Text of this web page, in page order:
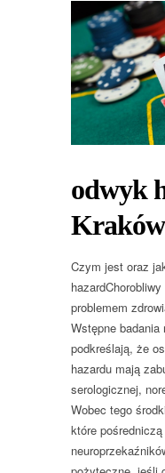
odwyk
Kraków
Czym jest oraz
problemem
Wstępne badania
podkreślają, że
hazardu mają
serologicznej,
Wobec tego
które